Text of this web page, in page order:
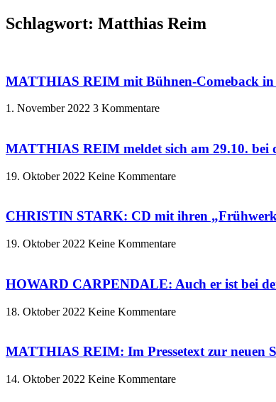
Schlagwort: Matthias Reim
MATTHIAS REIM mit Bühnen-Comeback in
1. November 2022 3 Kommentare
MATTHIAS REIM meldet sich am 29.10. bei
19. Oktober 2022 Keine Kommentare
CHRISTIN STARK: CD mit ihren
19. Oktober 2022 Keine Kommentare
HOWARD CARPENDALE: Auch er ist bei
18. Oktober 2022 Keine Kommentare
MATTHIAS REIM: Im Pressetext zur neuen
14. Oktober 2022 Keine Kommentare